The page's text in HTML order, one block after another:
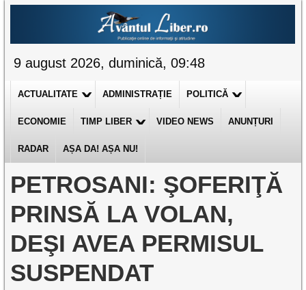
9 august 2026, duminică, 09:48
ACTUALITATE ADMINISTRAȚIE POLITICĂ
ECONOMIE TIMP LIBER VIDEO NEWS ANUNȚURI
RADAR AȘA DA! AȘA NU!
PETROSANI: ŞOFERIŢĂ
PRINSĂ LA VOLAN,
DEŞI AVEA PERMISUL
SUSPENDAT